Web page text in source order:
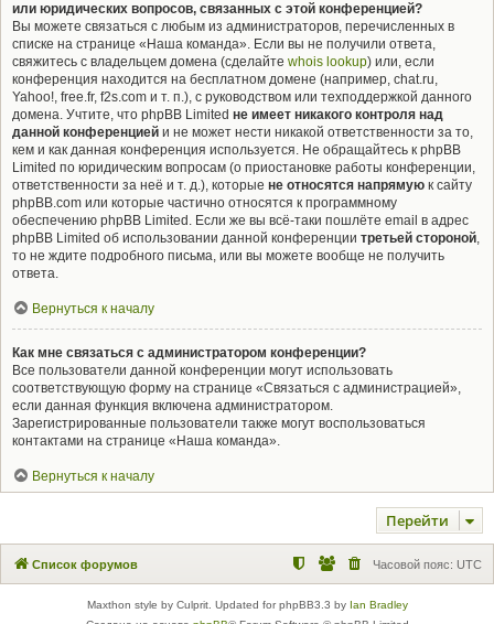
или юридических вопросов, связанных с этой конференцией?
Вы можете связаться с любым из администраторов, перечисленных в
списке на странице «Наша команда». Если вы не получили ответа,
свяжитесь с владельцем домена (сделайте whois lookup) или, если
конференция находится на бесплатном домене (например, chat.ru,
Yahoo!, free.fr, f2s.com и т. п.), с руководством или техподдержкой данного
домена. Учтите, что phpBB Limited не имеет никакого контроля над
данной конференцией и не может нести никакой ответственности за то,
кем и как данная конференция используется. Не обращайтесь к phpBB
Limited по юридическим вопросам (о приостановке работы конференции,
ответственности за неё и т. д.), которые не относятся напрямую к сайту
phpBB.com или которые частично относятся к программному
обеспечению phpBB Limited. Если же вы всё-таки пошлёте email в адрес
phpBB Limited об использовании данной конференции третьей стороной,
то не ждите подробного письма, или вы можете вообще не получить
ответа.
Вернуться к началу
Как мне связаться с администратором конференции?
Все пользователи данной конференции могут использовать
соответствующую форму на странице «Связаться с администрацией»,
если данная функция включена администратором.
Зарегистрированные пользователи также могут воспользоваться
контактами на странице «Наша команда».
Вернуться к началу
Перейти
Список форумов Часовой пояс: UTC
Maxthon style by Culprit. Updated for phpBB3.3 by Ian Bradley